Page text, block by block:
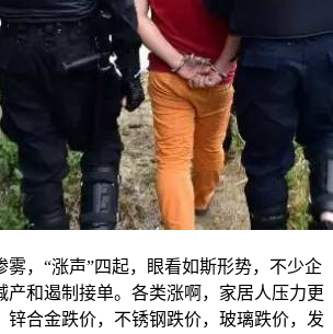
，“涨声”四起，眼看如斯形势，不少企
产和遏制接单。各类涨啊，家居人压力更
锌合金跌价，不锈钢跌价，玻璃跌价，发